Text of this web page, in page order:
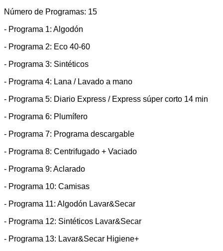
Número de Programas: 15
- Programa 1: Algodón
- Programa 2: Eco 40-60
- Programa 3: Sintéticos
- Programa 4: Lana / Lavado a mano
- Programa 5: Diario Express / Express súper corto 14 min
- Programa 6: Plumífero
- Programa 7: Programa descargable
- Programa 8: Centrifugado + Vaciado
- Programa 9: Aclarado
- Programa 10: Camisas
- Programa 11: Algodón Lavar&Secar
- Programa 12: Sintéticos Lavar&Secar
- Programa 13: Lavar&Secar Higiene+